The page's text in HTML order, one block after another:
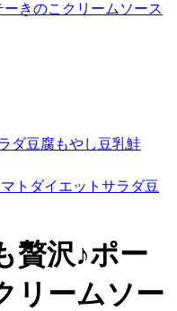
きのこクリームソース
ダ豆腐もやし豆乳鮭
マト ダイエット サラダ豆
贅沢♪ポー
リームソー